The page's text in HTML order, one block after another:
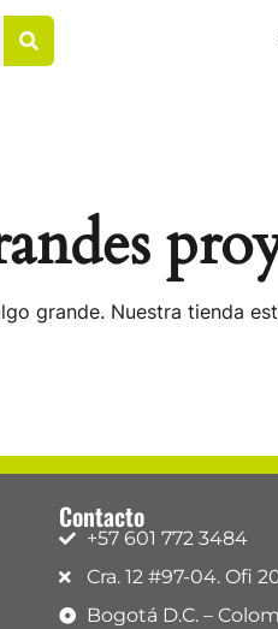
grande. Nuestra tienda
Contacto
+57 601 772 3484
Cra. 12 #97-04. Ofi
Bogotá D.C. –